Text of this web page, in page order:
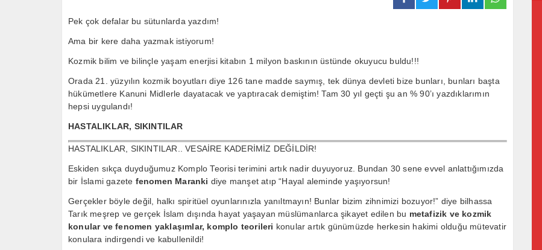
Pek çok defalar bu sütunlarda yazdım!
Ama bir kere daha yazmak istiyorum!
Kozmik bilim ve bilinçle yaşam enerjisi kitabın 1 milyon baskının üstünde okuyucu buldu!!!
Orada 21. yüzyılın kozmik boyutları diye 126 tane madde saymış, tek dünya devleti bize bunları, bunları başta
hükümetlere Kanuni Midlerle dayatacak ve yaptıracak demiştim! Tam 30 yıl geçti şu an % 90’ı yazdıklarımın
hepsi uygulandı!
HASTALIKLAR, SIKINTILAR
HASTALIKLAR, SIKINTILAR.. VESAİRE KADERİMİZ DEĞİLDİR!
Eskiden sıkça duyduğumuz Komplo Teorisi terimini artık nadir duyuyoruz. Bundan 30 sene evvel anlattığımızda
bir İslami gazete fenomen Maranki diye manşet atıp “Hayal aleminde yaşıyorsun!
Gerçekler böyle değil, halkı spiritüel oyunlarınızla yanıltmayın! Bunlar bizim zihnimizi bozuyor!” diye bilhassa
Tarık meşrep ve gerçek İslam dışında hayat yaşayan müslümanlarca şikayet edilen bu metafizik ve kozmik
konular ve fenomen yaklaşımlar, komplo teorileri konular artık günümüzde herkesin hakimi olduğu mütevatir
konulara indirgendi ve kabullenildi!